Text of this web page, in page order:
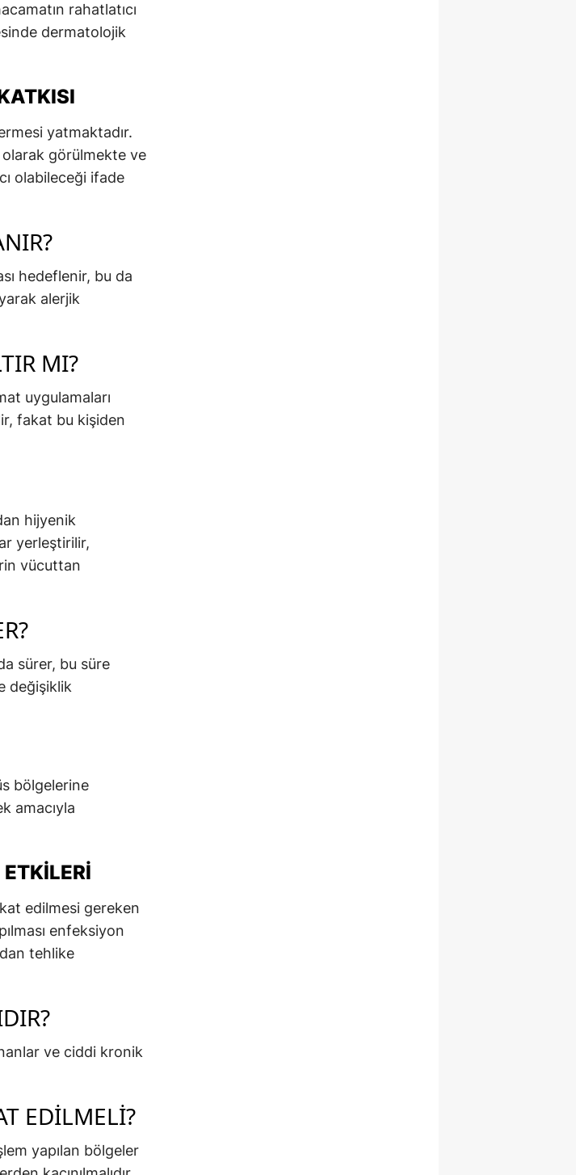
rahatlatıcı
dermatolojik
yatmaktadır.
olarak görülmekte ve
olabileceği ifade
hedeflenir, bu da
alerjik
MI?
uygulamaları
fakat bu kişiden
hijyenik
yerleştirilir,
vücuttan
sürer, bu süre
değişiklik
bölgelerine
amacıyla
edilmesi gereken
enfeksiyon
tehlike
ve ciddi kronik
EDILMELI?
yapılan bölgeler